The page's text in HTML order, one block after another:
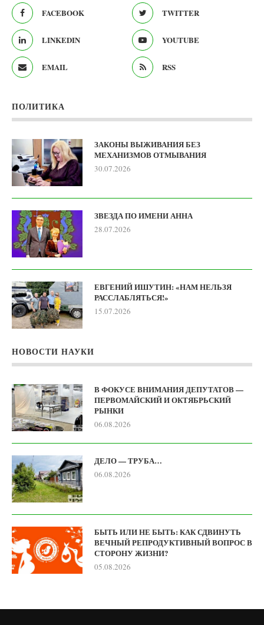
FACEBOOK TWITTER
LINKEDIN YOUTUBE
EMAIL RSS
ПОЛИТИКА
ЗАКОНЫ ВЫЖИВАНИЯ БЕЗ
МЕХАНИЗМОВ ОТМЫВАНИЯ
30.07.2026
ЗВЕЗДА ПО ИМЕНИ АННА
28.07.2026
ЕВГЕНИЙ ИШУТИН: «НАМ НЕЛЬЗЯ
РАССЛАБЛЯТЬСЯ!»
15.07.2026
НОВОСТИ НАУКИ
В ФОКУСЕ ВНИМАНИЯ ДЕПУТАТОВ —
ПЕРВОМАЙСКИЙ И ОКТЯБРЬСКИЙ
РЫНКИ
06.08.2026
ДЕЛО — ТРУБА…
06.08.2026
БЫТЬ ИЛИ НЕ БЫТЬ: КАК СДВИНУТЬ
ВЕЧНЫЙ РЕПРОДУКТИВНЫЙ ВОПРОС В
СТОРОНУ ЖИЗНИ?
05.08.2026